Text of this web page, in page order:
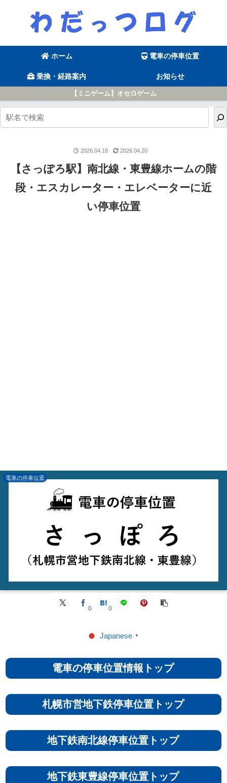
ホーム 電車の停車位置
乗換・経路案内 お知らせ
【ミニゲーム】オセロゲーム
【さっぽろ駅】南北線・東豊線ホームの階
段・エスカレーター・エレベーターに近
い停車位置
電車の停車位置
0 0
2026.04.18 2026.04.20
Japanese ▼
電車の停車位置情報トップ
札幌市営地下鉄停車位置トップ
地下鉄南北線停車位置トップ
地下鉄東豊線停車位置トップ